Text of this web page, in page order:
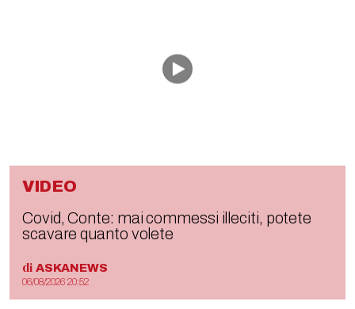
VIDEO
Covid, Conte: mai commessi illeciti, potete
scavare quanto volete
di ASKANEWS
06/08/2026 20:52